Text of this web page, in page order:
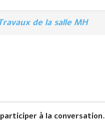
de la salle MH
à la conversation.